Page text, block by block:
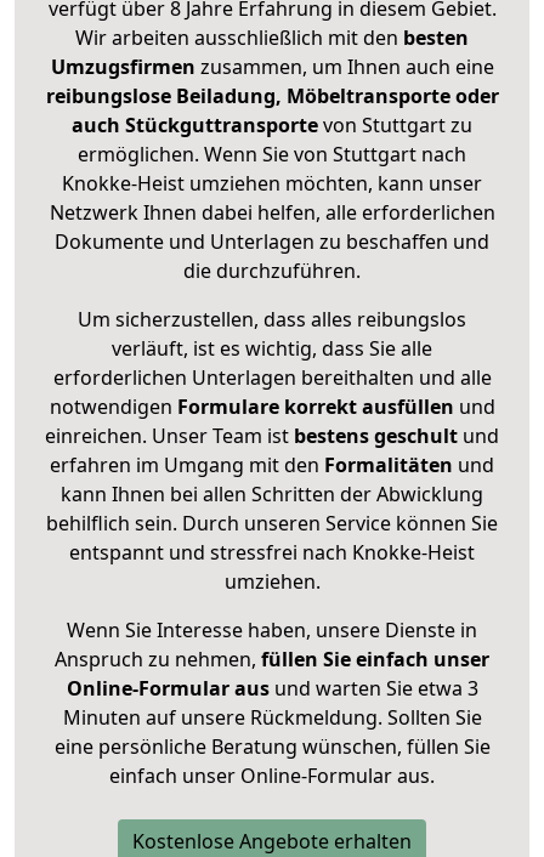
verfügt über 8 Jahre Erfahrung in diesem Gebiet.
Wir arbeiten ausschließlich mit den besten
Umzugsfirmen zusammen, um Ihnen auch eine
reibungslose Beiladung, Möbeltransporte oder
auch Stückguttransportevon Stuttgart zu
ermöglichen. Wenn Sie von Stuttgart nach
Knokke-Heist umziehen möchten, kann unser
Netzwerk Ihnen dabei helfen, alle erforderlichen
Dokumente und Unterlagen zu beschaffen und
die durchzuführen.
Um sicherzustellen, dass alles reibungslos
verläuft, ist es wichtig, dass Sie alle
erforderlichen Unterlagen bereithalten und alle
notwendigen Formulare korrekt ausfüllen und
einreichen. Unser Team ist bestens geschult und
erfahren im Umgang mit den Formalitäten und
kann Ihnen bei allen Schritten der Abwicklung
behilflich sein. Durch unseren Service können Sie
entspannt und stressfrei nach Knokke-Heist
umziehen.
Wenn Sie Interesse haben, unsere Dienste in
Anspruch zu nehmen, füllen Sie einfach unser
Online-Formular ausund warten Sie etwa 3
Minuten auf unsere Rückmeldung. Sollten Sie
eine persönliche Beratung wünschen, füllen Sie
einfach unser Online-Formular aus.
Kostenlose Angebote erhalten